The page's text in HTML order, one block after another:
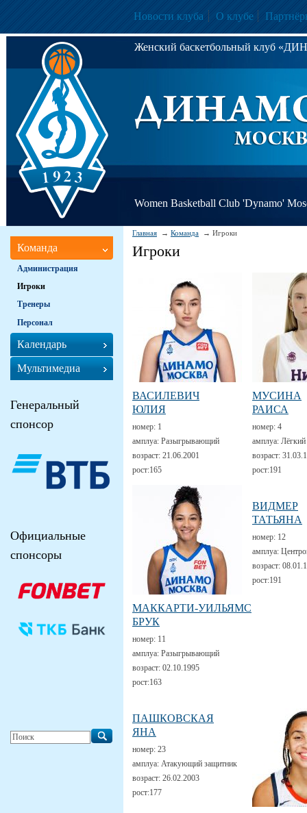
Новости клуба О клубе
Женский баскетбольный клуб
Women Basketball Club 'Dynamo'
Главная Команда Игроки
Игроки
ВАСИЛЕВИЧ
ЮЛИЯ
номер: 1
амплуа: Разыгрывающий
возраст: 21.06.2001
рост:165
МУСИНА
РАИСА
номер: 4
амплуа:
возраст:
рост:191
МАККАРТИ-УИЛЬЯМС
БРУК
номер: 11
амплуа: Разыгрывающий
возраст: 02.10.1995
рост:163
ВИДМЕР
ТАТЬЯНА
номер: 12
амплуа:
возраст:
рост:191
ПАШКОВСКАЯ
ЯНА
номер: 23
амплуа: Атакующий защитник
возраст: 26.02.2003
рост:177
Команда
Администрация
Игроки
Тренеры
Персонал
Календарь
Мультимедиа
Генеральный
спонсор
Официальные
спонсоры